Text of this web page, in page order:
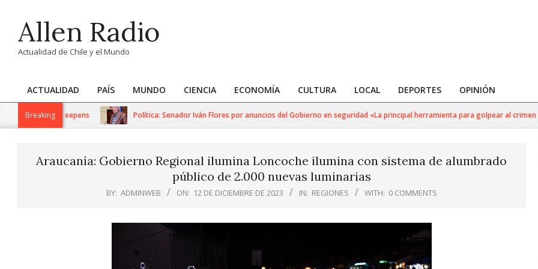
contentAllen Radio
Actualidad de Chile y el Mundo
Primary
Navigation
ACTUALIDAD PAÍS MUNDO CIENCIA ECONOMÍA CULTURA LOCAL DEPORTES OPINIÓN
Breaking
crisis deepens Política: Senador Iván Flores por anuncios del Gobierno en seguridad «La principal herramienta para golpear al crimen
Araucanía: Gobierno Regional ilumina Loncoche ilumina con sistema de alumbrado
público de 2.000 nuevas luminarias
BY: ADMINWEB ON: 12 DE DICIEMBRE DE 2023 IN: REGIONES WITH: 0 COMMENTS